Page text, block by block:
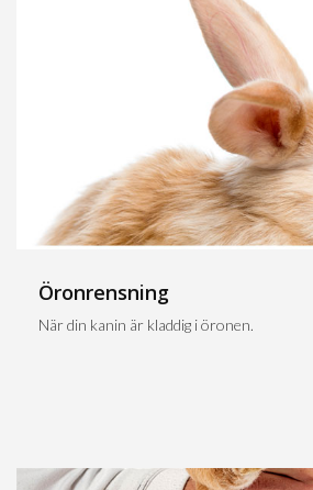
Öronrensning
När din kanin är kladdig i öronen.